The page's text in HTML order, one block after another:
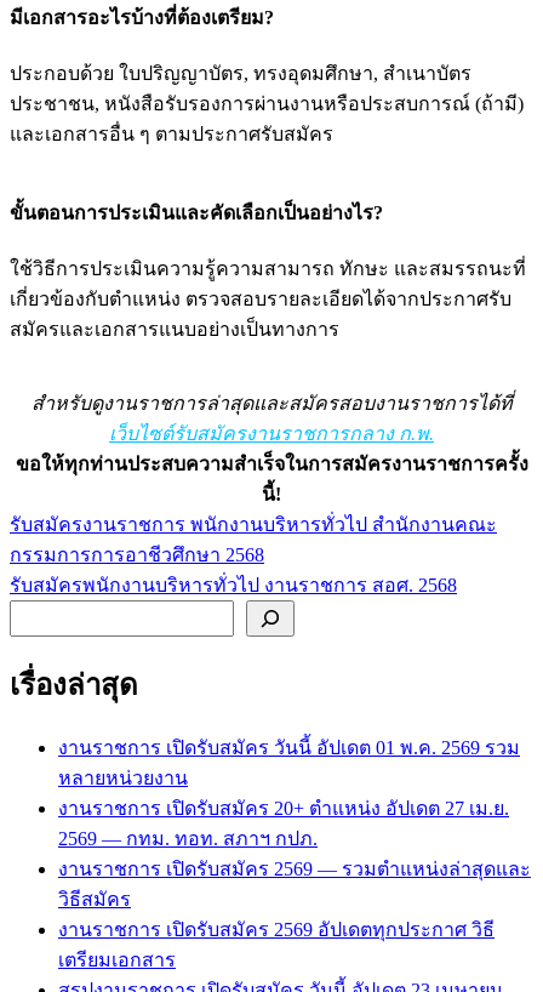
มีเอกสารอะไรบ้างที่ต้องเตรียม?
ประกอบด้วย ใบปริญญาบัตร, ทรงอุดมศึกษา, สำเนาบัตร
ประชาชน, หนังสือรับรองการผ่านงานหรือประสบการณ์ (ถ้ามี)
และเอกสารอื่น ๆ ตามประกาศรับสมัคร
ขั้นตอนการประเมินและคัดเลือกเป็นอย่างไร?
ใช้วิธีการประเมินความรู้ความสามารถ ทักษะ และสมรรถนะที่
เกี่ยวข้องกับตำแหน่ง ตรวจสอบรายละเอียดได้จากประกาศรับ
สมัครและเอกสารแนบอย่างเป็นทางการ
สำหรับดูงานราชการล่าสุดและสมัครสอบงานราชการได้ที่
เว็บไซต์รับสมัครงานราชการกลาง ก.พ.
ขอให้ทุกท่านประสบความสำเร็จในการสมัครงานราชการครั้ง
นี้!
แนะแนว
เรื่อง
รับสมัครงานราชการ พนักงานบริหารทั่วไป สำนักงานคณะ
กรรมการการอาชีวศึกษา 2568
รับสมัครพนักงานบริหารทั่วไป งานราชการ สอศ. 2568
เรื่องล่าสุด
งานราชการ เปิดรับสมัคร วันนี้ อัปเดต 01 พ.ค. 2569 รวม
หลายหน่วยงาน
งานราชการ เปิดรับสมัคร 20+ ตำแหน่ง อัปเดต 27 เม.ย.
2569 — กทม. ทอท. สภาฯ กปภ.
งานราชการ เปิดรับสมัคร 2569 — รวมตำแหน่งล่าสุดและ
วิธีสมัคร
งานราชการ เปิดรับสมัคร 2569 อัปเดตทุกประกาศ วิธี
เตรียมเอกสาร